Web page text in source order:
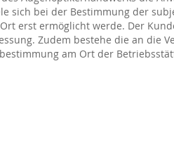
sich bei der Bestimmung der
erst ermöglicht werde. Der
Zudem bestehe die an die
am Ort der